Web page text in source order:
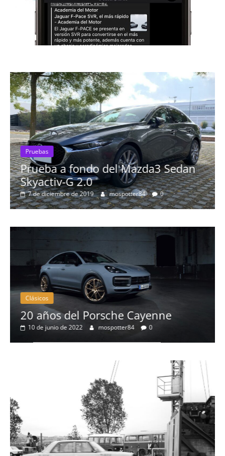
Pruebas
Prueba a fondo del Mazda3 Sedan
Skyactiv-G 2.0
7 de diciembre de 2019 mospotter84 0
Clásicos
20 años del Porsche Cayenne
10 de junio de 2022 mospotter84 0